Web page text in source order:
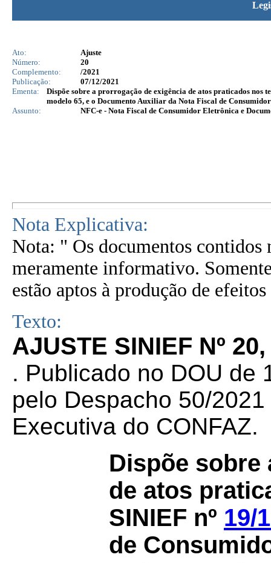
Ato:
Ajuste
Número:
20
Complemento:
/2021
Publicação:
07/12/2021
Ementa:
Dispõe sobre a prorrogação de exigência de atos praticados nos
modelo 65, e o Documento Auxiliar da Nota Fiscal de
Assunto:
NFC-e - Nota Fiscal de Consumidor Eletrônica e
Nota Explicativa:
Nota: " Os documentos contidos
meramente informativo.
estão aptos à produção de
Texto:
AJUSTE SINIEF Nº
. Publicado no DOU de
pelo Despacho 50/
Executiva do CONFAZ.
Dispõe sobre
de atos
SINIEF nº 19/
de